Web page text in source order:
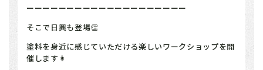
ーーーーーーーーーーーーーーーーーーーー
そこで日興も登場👏
塗料を身近に感じていただける楽しいワークショップを開
催します👩